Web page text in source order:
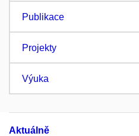
Publikace
Projekty
Výuka
Aktuálně